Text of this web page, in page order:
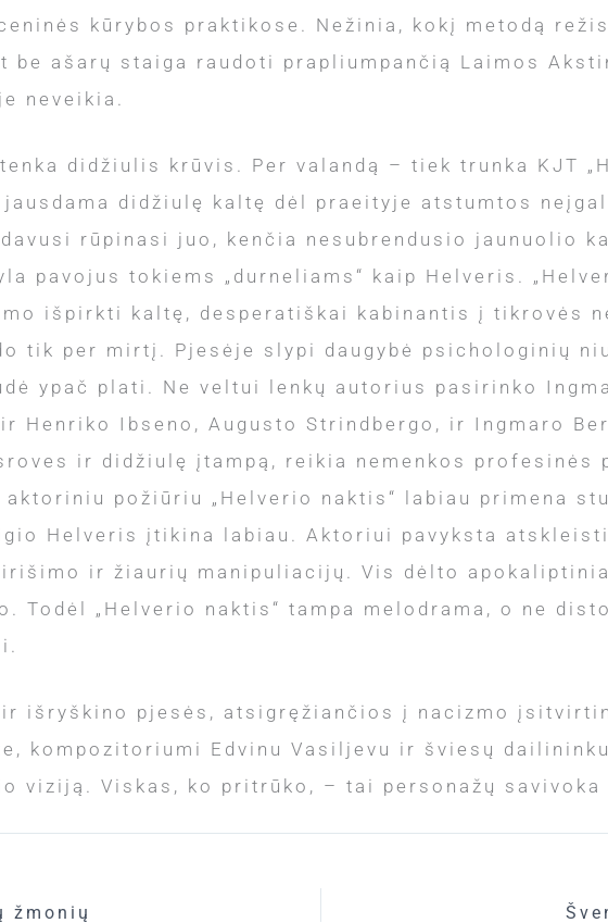
kūrybos praktikose. Nežinia, kokį metodą
be ašarų staiga raudoti prapliumpančią Laimos
neveikia.
didžiulis krūvis. Per valandą – tiek trunka KJT
didžiulę kaltę dėl praeityje atstumtos
rūpinasi juo, kenčia nesubrendusio jaunuolio
pavojus tokiems „durneliams“ kaip Helveris.
išpirkti kaltę, desperatiškai kabinantis į tikrovės
tik per mirtį. Pjesėje slypi daugybė psichologinių
ypač plati. Ne veltui lenkų autorius pasirinko
Ibseno, Augusto Strindbergo, ir Ingmaro
ir didžiulę įtampą, reikia nemenkos
požiūriu „Helverio naktis“ labiau primena
Helveris įtikina labiau. Aktoriui pavyksta
ir žiaurių manipuliacijų. Vis dėlto
Todėl „Helverio naktis“ tampa melodrama, o ne
išryškino pjesės, atsigręžiančios į nacizmo
kompozitoriumi Edvinu Vasiljevu ir šviesų
viziją. Viskas, ko pritrūko, – tai personažų
žmonių